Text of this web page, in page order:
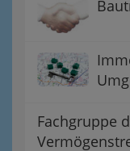
Fachgruppe